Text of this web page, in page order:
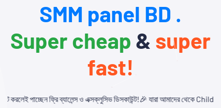
SMM panel BD .
Super cheap & super
fast!
ডিসকাউন্ট!🎉 যারা আমাদের থেকে Child Panel নিবেন এবং API